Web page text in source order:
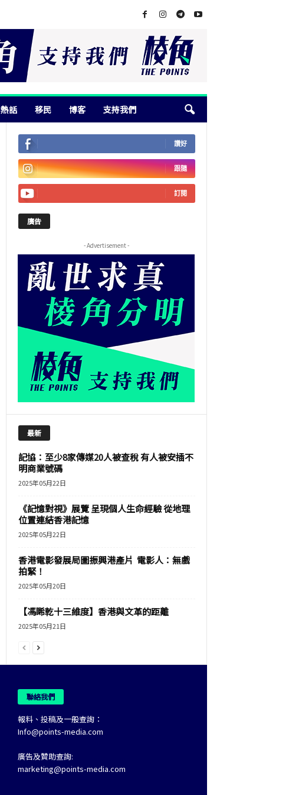
熱話 移民 博客 支持我們
讚好
跟隨
訂閱
廣告
- Advertisement -
最新
記協：至少8家傳媒20人被查稅 有人被安插不
明商業號碼
2025年05月22日
《記憶對視》展覽 呈現個人生命經驗 從地理
位置連結香港記憶
2025年05月22日
香港電影發展局圖振興港產片 電影人：無戲
拍緊！
2025年05月20日
【馮睎乾十三維度】香港與文革的距離
2025年05月21日
聯絡我們
報料、投稿及一般查詢：
Info@points-media.com
廣告及贊助查詢:
marketing@points-media.com